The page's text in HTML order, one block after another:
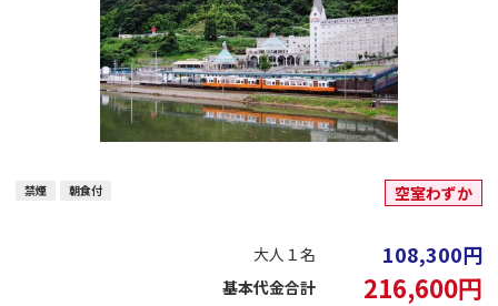
禁煙 朝食付 空室わずか
大人１名 108,300円
基本代金合計 216,600円